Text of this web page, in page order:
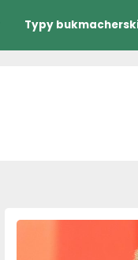
Typy